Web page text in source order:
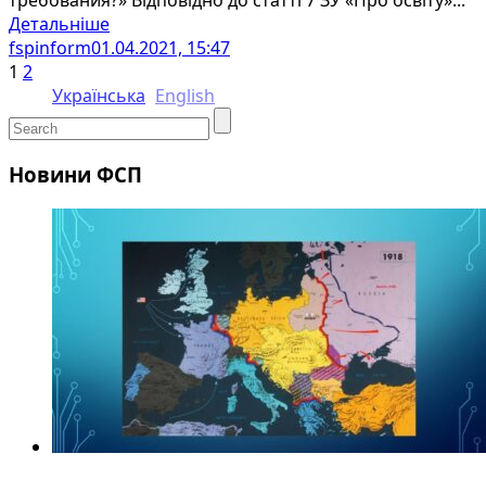
Детальніше
fspinform01.04.2021, 15:47
1 2
Українська English
Новини ФСП